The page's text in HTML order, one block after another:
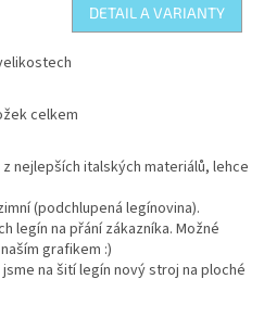
DETAIL A VARIANTY
O
l
d
a
c
í
celkem
nejlepších italských materiálů, lehce
(podchlupená legínovina).
legín na přání zákazníka. Možné
grafikem :)
na šití legín nový stroj na ploché